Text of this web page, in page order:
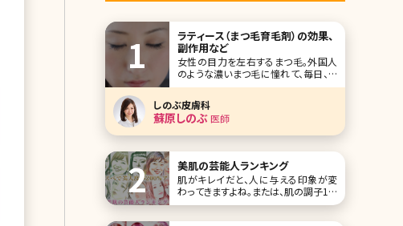
ラティース（まつ毛育毛剤）の効果、
副作用など
女性の目力を左右するまつ毛。外国人
のような濃いまつ毛に憧れて、毎日、て
いねいにマスカラを重ね塗りしたり、エ
クステをつけて目力をアップさせてい
るという方もいるのではないでしょう
か。とはいえ、このようなまつ毛ケアに
力を入れすぎると、かえってまつ毛を傷
しのぶ皮膚科
蘇原しのぶ医師
美肌の芸能人ランキング
肌がキレイだと、人に与える印象が変
わってきますよね。または、肌の調子1つ
で、自信が持てたり持てなかったり。肌